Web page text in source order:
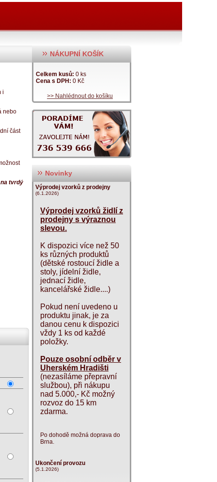
i
nebo
část
tvrdý
NÁKUPNÍ KOŠÍK
Celkem kusů: 0 ks
Cena s DPH: 0 Kč
>> Nahlédnout do košíku
Novinky
Výprodej vzorků z prodejny
(6.1.2026)
Výprodej vzorků židlí z
prodejny s výraznou
slevou.
K dispozici více než 50
ks různých produktů
(dětské rostoucí židle a
stoly, jídelní židle,
jednací židle,
kancelářské židle....)
Pokud není uvedeno u
produktu jinak, je za
danou cenu k dispozici
vždy 1 ks od každé
položky.
Pouze osobní odběr v
Uherském Hradišti
(nezasíláme přepravní
službou), při nákupu
nad 5.000,- Kč možný
rozvoz do 15 km
zdarma.
Po dohodě možná doprava do
Brna.
Ukončení provozu
(5.1.2026)